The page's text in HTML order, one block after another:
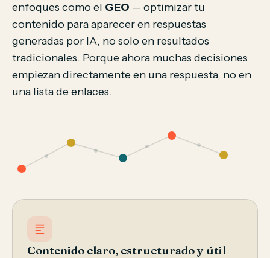
enfoques como el GEO — optimizar tu
contenido para aparecer en respuestas
generadas por IA, no solo en resultados
tradicionales. Porque ahora muchas decisiones
empiezan directamente en una respuesta, no en
una lista de enlaces.
Contenido claro, estructurado y útil